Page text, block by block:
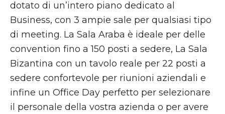
dotato di un’intero piano dedicato al
Business, con 3 ampie sale per qualsiasi tipo
di meeting. La Sala Araba è ideale per delle
convention fino a 150 posti a sedere, La Sala
Bizantina con un tavolo reale per 22 posti a
sedere confortevole per riunioni aziendali e
infine un Office Day perfetto per selezionare
il personale della vostra azienda o per avere